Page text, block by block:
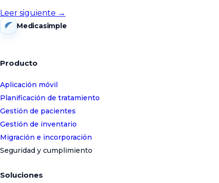
Leer siguiente →
Medicasimple
Producto
Aplicación móvil
Planificación de tratamiento
Gestión de pacientes
Gestión de inventario
Migración e incorporación
Seguridad y cumplimiento
Soluciones